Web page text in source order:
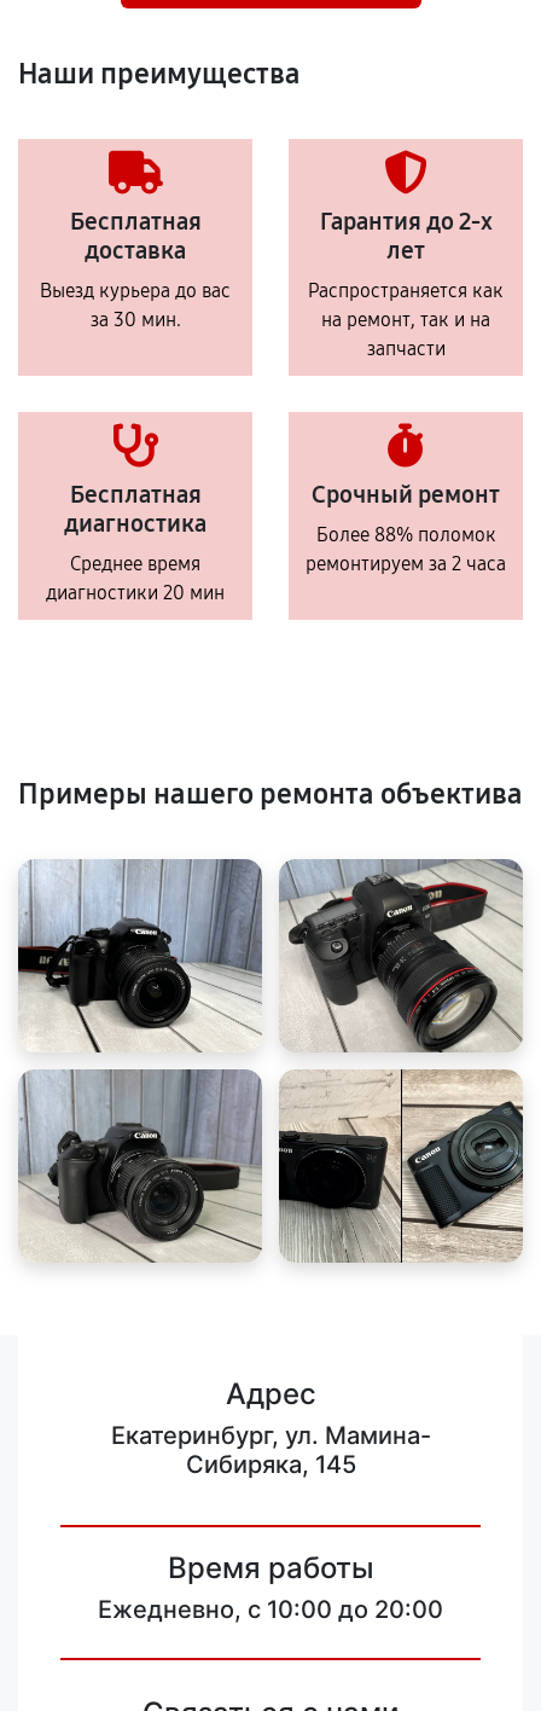
Наши преимущества
Бесплатная
доставка
Выезд курьера до вас
за 30 мин.
Гарантия до 2-х
лет
Распространяется как
на ремонт, так и на
запчасти
Бесплатная
диагностика
Среднее время
диагностики 20 мин
Срочный ремонт
Более 88% поломок
ремонтируем за 2 часа
Примеры нашего ремонта объектива
Адрес
Екатеринбург, ул. Мамина-
Сибиряка, 145
Время работы
Ежедневно, с 10:00 до 20:00